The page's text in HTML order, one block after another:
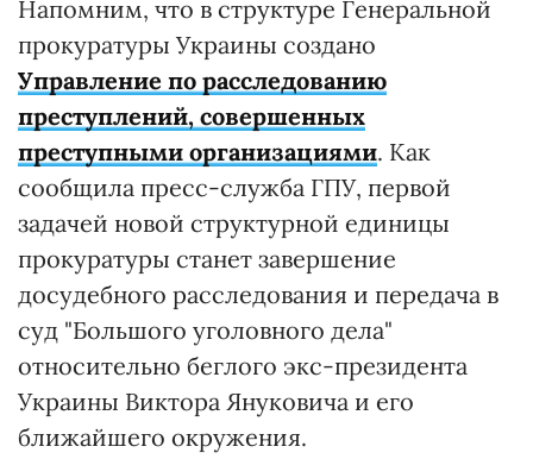
Напомним, что в структуре Генеральной
прокуратуры Украины создано
Управление по расследованию
преступлений, совершенных
преступными организациями. Как
сообщила пресс-служба ГПУ, первой
задачей новой структурной единицы
прокуратуры станет завершение
досудебного расследования и передача в
суд "Большого уголовного дела"
относительно беглого экс-президента
Украины Виктора Януковича и его
ближайшего окружения.